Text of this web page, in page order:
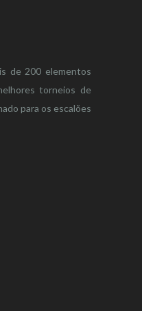
de 200 elementos
torneios de
para os escalões